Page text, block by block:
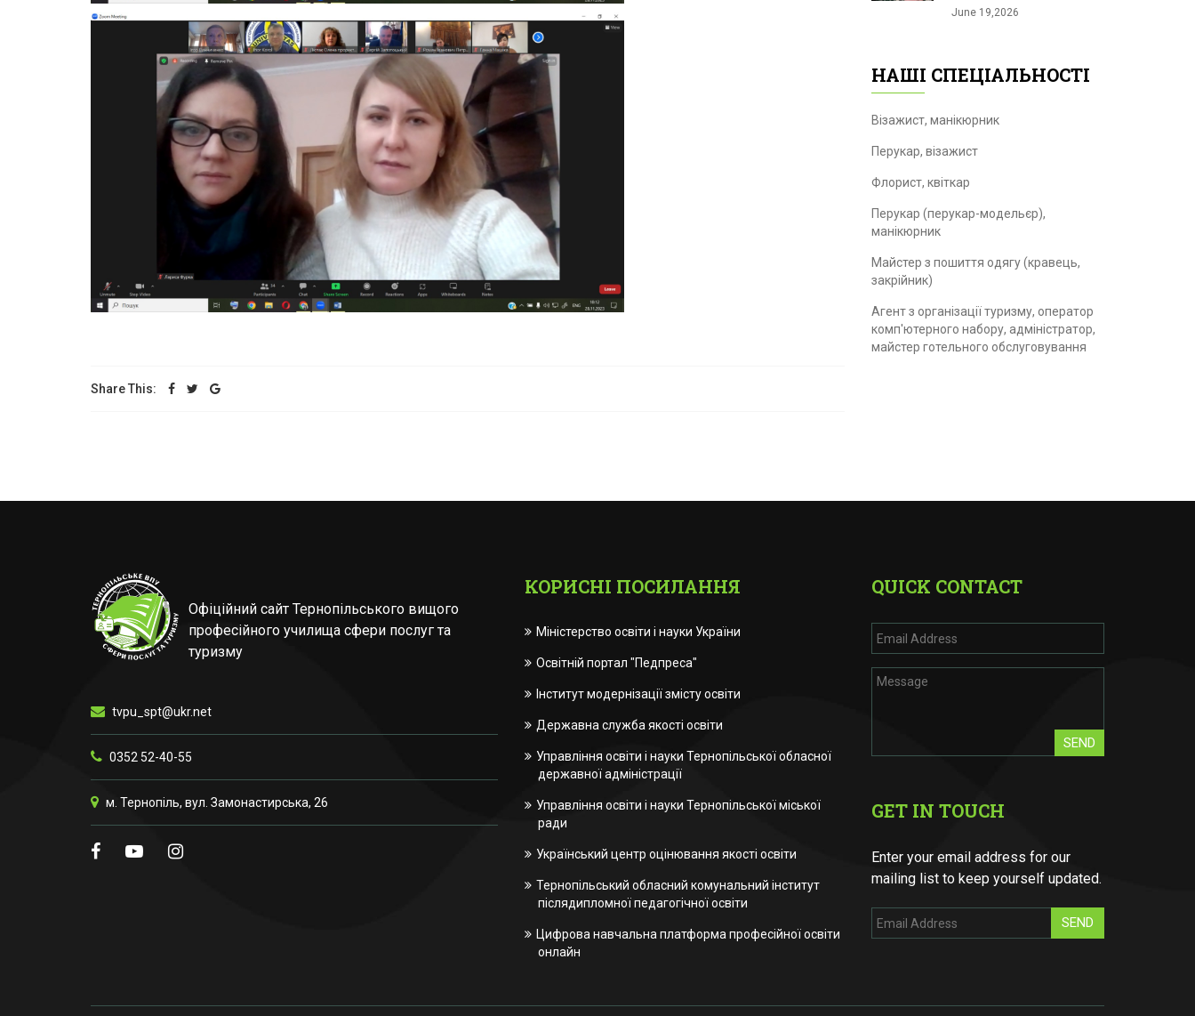
Share This:
June 19,2026
НАШІ СПЕЦІАЛЬНОСТІ
Візажист, манікюрник
Перукар, візажист
Флорист, квіткар
Перукар (перукар-модельєр),
манікюрник
Майстер з пошиття одягу (кравець,
закрійник)
Агент з організації туризму, оператор
комп'ютерного набору, адміністратор,
майстер готельного обслуговування
Офіційний сайт Тернопільського вищого
професійного училища сфери послуг та
туризму
tvpu_spt@ukr.net
0352 52-40-55
м. Тернопіль, вул. Замонастирська, 26
КОРИСНІ ПОСИЛАННЯ
Міністерство освіти і науки України
Освітній портал "Педпреса"
Інститут модернізації змісту освіти
Державна служба якості освіти
Управління освіти і науки Тернопільської обласної
державної адміністрації
Управління освіти і науки Тернопільської міської
ради
Український центр оцінювання якості освіти
Тернопільський обласний комунальний інститут
післядипломної педагогічної освіти
Цифрова навчальна платформа професійної освіти
онлайн
QUICK CONTACT
SEND
GET IN TOUCH
Enter your email address for our
mailing list to keep yourself updated.
SEND